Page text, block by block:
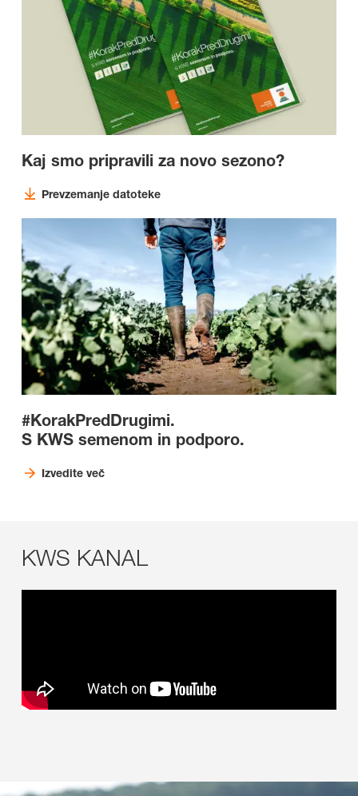
Kaj smo pripravili za novo sezono?
Prevzemanje datoteke
#KorakPredDrugimi.
S KWS semenom in podporo.
Izvedite več
KWS KANAL